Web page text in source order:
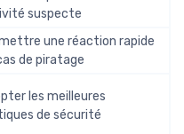
suspecte
une réaction rapide
de piratage
les meilleures
de sécurité